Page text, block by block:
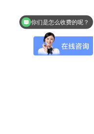
现在有优惠活动么？